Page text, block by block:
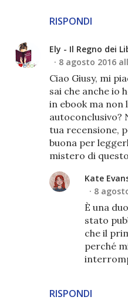
RISPONDI
Ely - Il Regno dei
8 agosto 2016
Ciao Giusy, mi
sai che anche io
in ebook ma non
autoconclusivo?
tua recensione,
buona per
mistero di
RISPONDI
Kate
8
È una
stato
che il
perché